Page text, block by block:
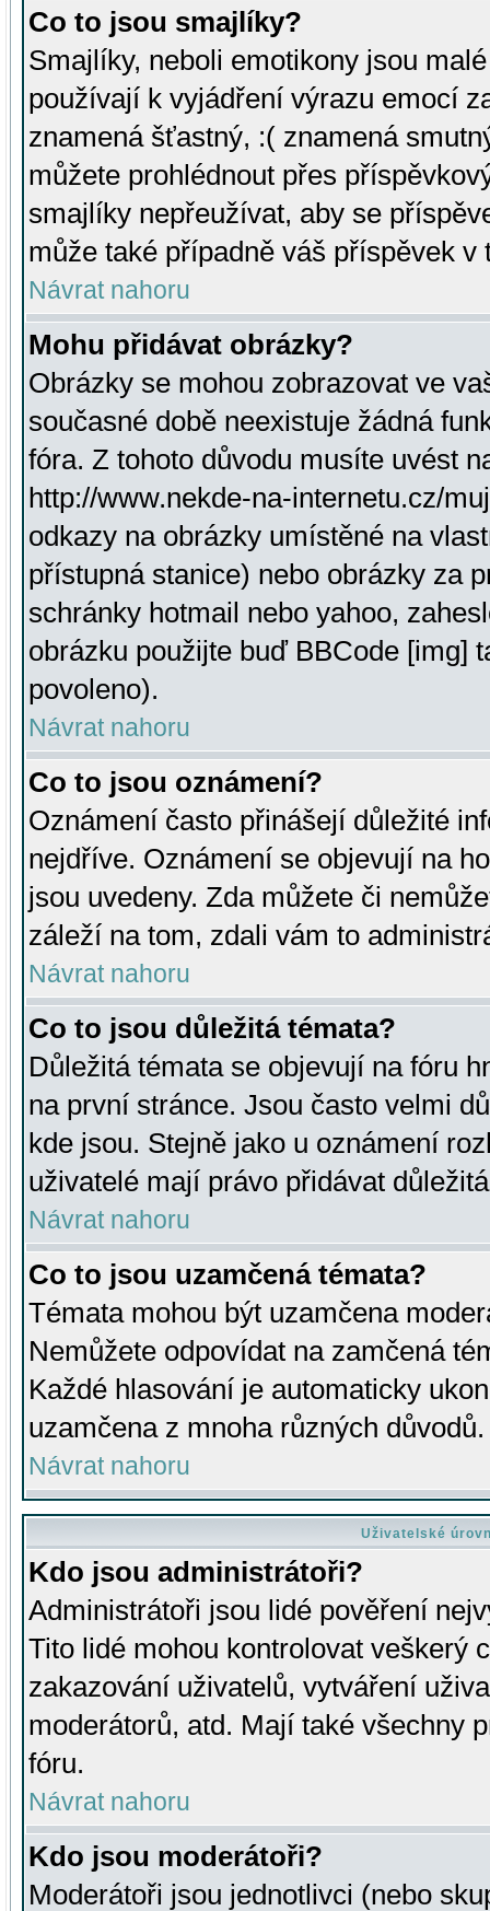
Co to jsou smajlíky?
Smajlíky, neboli emotikony jsou
používají k vyjádření výrazu emocí
znamená šťastný, :( znamená
můžete prohlédnout přes
smajlíky nepřeužívat, aby se
může také případně váš příspěvek v
Návrat nahoru
Mohu přidávat obrázky?
Obrázky se mohou zobrazovat ve
současné době neexistuje žádná
fóra. Z tohoto důvodu musíte uvést
http://www.nekde-na-internetu.cz/
odkazy na obrázky umístěné na
přístupná stanice) nebo obrázky za
schránky hotmail nebo yahoo,
obrázku použijte buď BBCode [img]
povoleno).
Návrat nahoru
Co to jsou oznámení?
Oznámení často přinášejí důležité
nejdříve. Oznámení se objevují na
jsou uvedeny. Zda můžete či
záleží na tom, zdali vám to
Návrat nahoru
Co to jsou důležitá témata?
Důležitá témata se objevují na fóru
na první stránce. Jsou často velmi
kde jsou. Stejně jako u oznámení
uživatelé mají právo přidávat
Návrat nahoru
Co to jsou uzamčená témata?
Témata mohou být uzamčena
Nemůžete odpovídat na zamčená
Každé hlasování je automaticky
uzamčena z mnoha různých důvodů.
Návrat nahoru
Uživatelské
Kdo jsou administrátoři?
Administrátoři jsou lidé pověření
Tito lidé mohou kontrolovat veškerý
zakazování uživatelů, vytváření
moderátorů, atd. Mají také všechny
fóru.
Návrat nahoru
Kdo jsou moderátoři?
Moderátoři jsou jednotlivci (nebo